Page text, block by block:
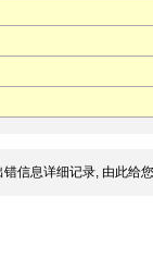
信息详细记录, 由此给